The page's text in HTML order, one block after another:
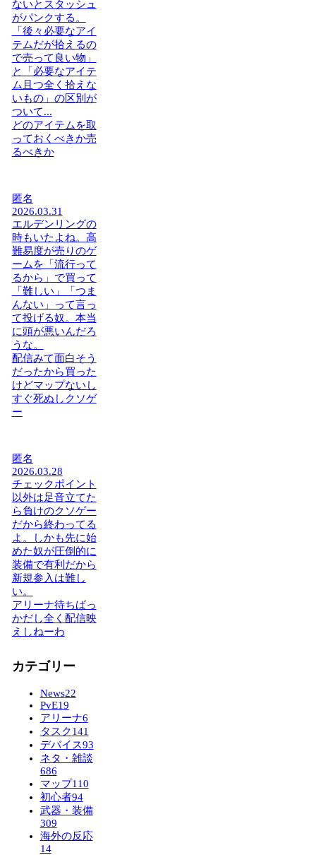
ないとスタッシュ
がパンクする。
「後々必要なアイ
テムだが拾えるの
で売って良い物」
と「必要なアイテ
ム且つ全く拾えな
いもの」の区別が
ついて...
どのアイテムを取
っておくべきか売
るべきか
匿名
2026.03.31
エルデンリングの
時もいたよね。高
難易度が売りのゲ
ームを「流行って
るから」で買って
「難しい」「つま
んない」って言っ
て投げる奴。本当
に頭が悪いんだろ
うな。
配信みて面白そう
だったから買った
けどマップないし
すぐ死ぬしクソゲ
ー
匿名
2026.03.28
チェックポイント
以外は足音立てた
ら負けのクソゲー
だから終わってる
よ。しかも先に始
めた奴が圧倒的に
装備で有利だから
新規参入は難し
い。
アリーナ待ちばっ
かだし全く配信映
えしねーわ
カテゴリー
News22
PvE19
アリーナ6
タスク141
デバイス93
ネタ・雑談
686
マップ110
初心者94
武器・装備
309
海外の反応
14